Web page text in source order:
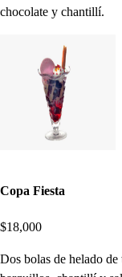
chocolate y chantillí.
Copa Fiesta
$18,000
Dos bolas de helado